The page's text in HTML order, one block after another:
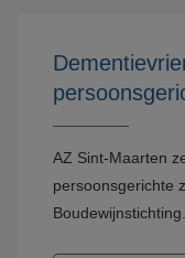
AZ Sint-Maarten
persoonsgerichte